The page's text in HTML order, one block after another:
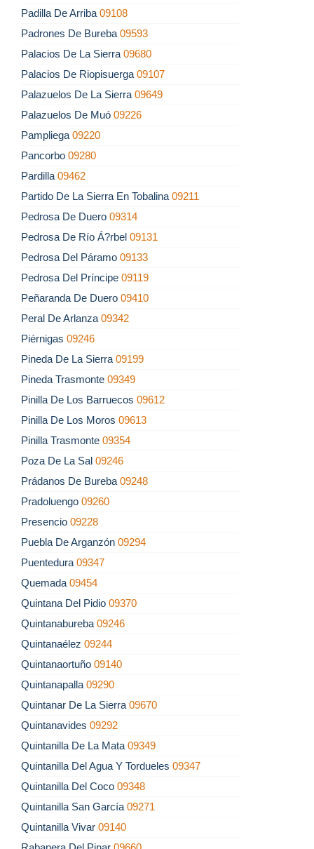
Padilla De Arriba 09108
Padrones De Bureba 09593
Palacios De La Sierra 09680
Palacios De Riopisuerga 09107
Palazuelos De La Sierra 09649
Palazuelos De Muó 09226
Pampliega 09220
Pancorbo 09280
Pardilla 09462
Partido De La Sierra En Tobalina 09211
Pedrosa De Duero 09314
Pedrosa De Río Á?rbel 09131
Pedrosa Del Páramo 09133
Pedrosa Del Príncipe 09119
Peñaranda De Duero 09410
Peral De Arlanza 09342
Piérnigas 09246
Pineda De La Sierra 09199
Pineda Trasmonte 09349
Pinilla De Los Barruecos 09612
Pinilla De Los Moros 09613
Pinilla Trasmonte 09354
Poza De La Sal 09246
Prádanos De Bureba 09248
Pradoluengo 09260
Presencio 09228
Puebla De Arganzón 09294
Puentedura 09347
Quemada 09454
Quintana Del Pidio 09370
Quintanabureba 09246
Quintanaélez 09244
Quintanaortuño 09140
Quintanapalla 09290
Quintanar De La Sierra 09670
Quintanavides 09292
Quintanilla De La Mata 09349
Quintanilla Del Agua Y Tordueles 09347
Quintanilla Del Coco 09348
Quintanilla San García 09271
Quintanilla Vivar 09140